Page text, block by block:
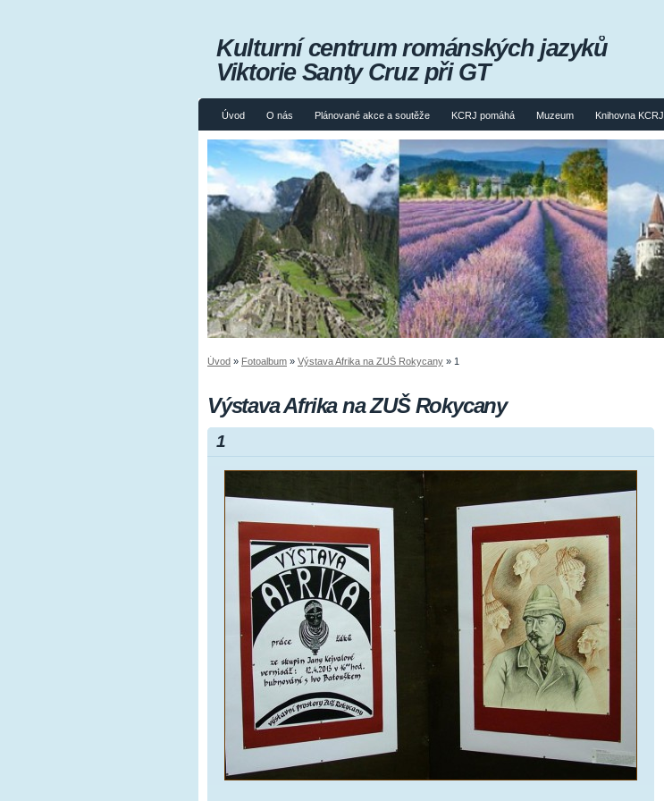
Úvod O nás Plánované akce a soutěže KCRJ pomáhá Muzeum Knihovna KCRJ
Kulturní centrum románských jazyků
Viktorie Santy Cruz při GT
Úvod » Fotoalbum » Výstava Afrika na ZUŠ Rokycany » 1
Výstava Afrika na ZUŠ Rokycany
1